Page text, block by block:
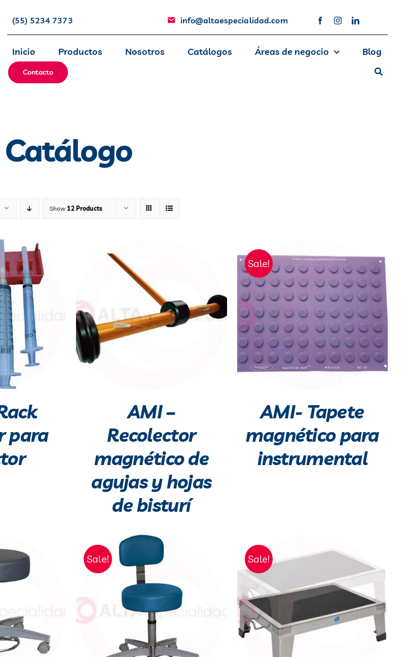
(55) 5234 7373 info@altaespecialidad.com
Inicio Productos Nosotros Catálogos Áreas de negocio Blog
Contacto
Catálogo
Show 12 Products
para
AMI –
Recolector
magnético de
agujas y hojas
de bisturí
Sale!
AMI- Tapete
magnético para
instrumental
Sale! Sale!